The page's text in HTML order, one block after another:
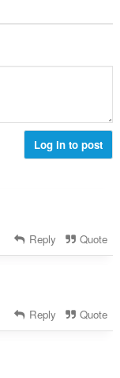
Log in to post
Reply Quote
Reply Quote